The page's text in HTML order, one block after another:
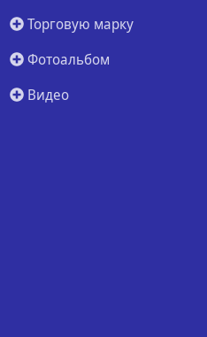
Торговую марку
Фотоальбом
Видео